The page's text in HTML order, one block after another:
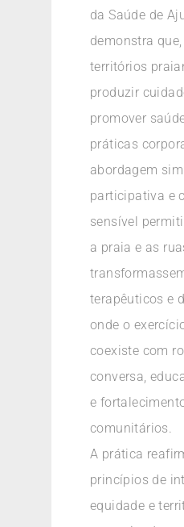
da Saúde de
demonstra
territórios
produzir
promover
práticas
abordagem
participativa e
sensível
a praia e as
terapêuticos e
onde o
coexiste com
conversa,
e
comunitários.
A prática
princípios de
equidade e